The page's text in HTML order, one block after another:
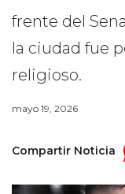
frente del
la ciudad fue
religioso.
mayo 19, 2026
Compartir Noticia